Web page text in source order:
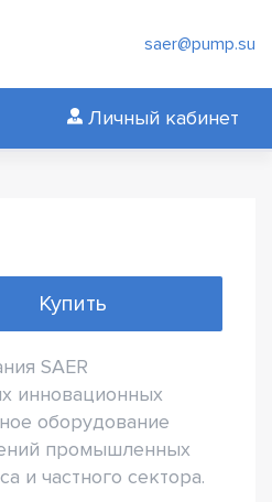
saer@pump.su
Личный кабинет
Купить
SAER
инновационных
оборудование
промышленных
и частного сектора.